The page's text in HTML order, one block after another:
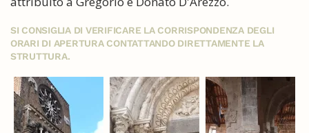
SI CONSIGLIA DI VERIFICARE LA CORRISPONDENZA DEGLI
ORARI DI APERTURA CONTATTANDO DIRETTAMENTE LA
STRUTTURA.